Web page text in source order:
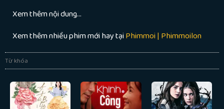
Xem thêm nội dung…
Xem thêm nhiều phim mới hay tạiPhimmoi | Phimmoilon
Từ khóa